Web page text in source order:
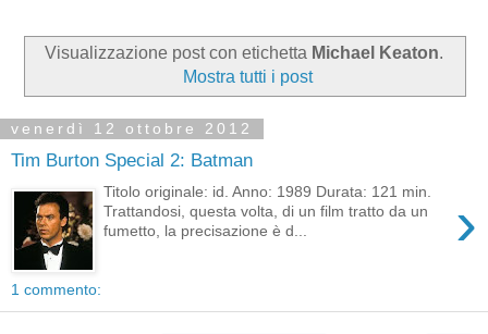
Visualizzazione post con etichetta Michael Keaton.
Mostra tutti i post
venerdì 12 ottobre 2012
Tim Burton Special 2: Batman
›
Titolo originale: id. Anno: 1989 Durata: 121 min.
Trattandosi, questa volta, di un film tratto da un
fumetto, la precisazione è d...
1 commento: